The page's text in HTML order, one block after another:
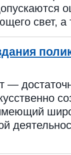
свет, а
—